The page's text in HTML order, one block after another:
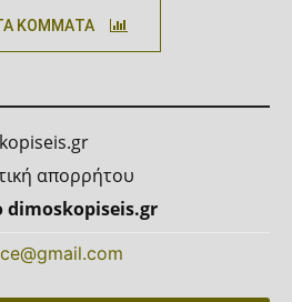
ΚΟΜΜΑΤΑ
απορρήτου
dimoskopiseis.gr